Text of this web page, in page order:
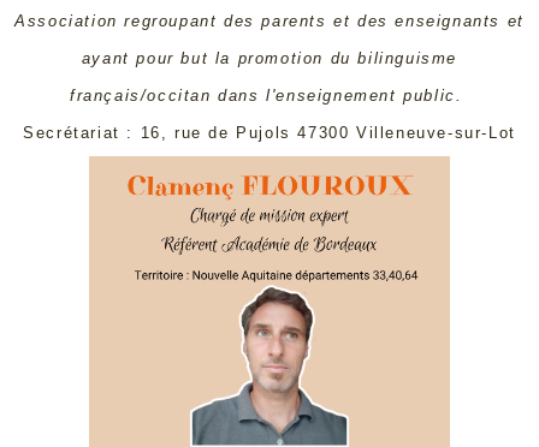
Association regroupant des parents et des enseignants et
ayant pour but la promotion du bilinguisme
français/occitan dans l'enseignement public.
Secrétariat : 16, rue de Pujols 47300 Villeneuve-sur-Lot